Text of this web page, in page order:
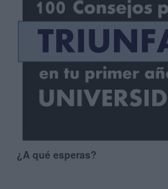
¿A qué esperas?